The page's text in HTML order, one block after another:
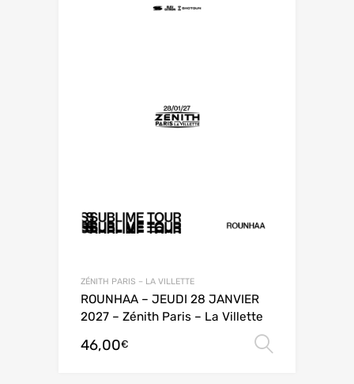
ZÉNITH PARIS – LA VILLETTE
ROUNHAA – JEUDI 28 JANVIER
2027 – Zénith Paris – La Villette
46,00€